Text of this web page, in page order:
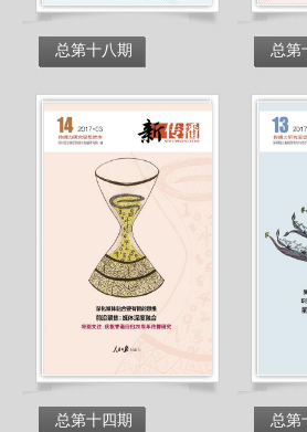
总第十八期 总第
总第十四期 总第